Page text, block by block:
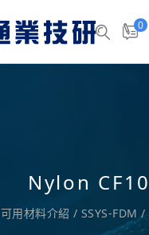
0
Nylon CF10
可用材料介紹/ SSYS-FDM /